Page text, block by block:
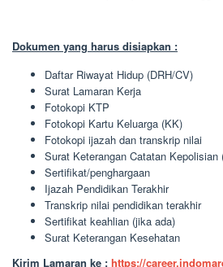
Dokumen yang harus disiapkan :
Daftar Riwayat Hidup (DRH/CV)
Surat Lamaran Kerja
Fotokopi KTP
Fotokopi Kartu Keluarga (KK)
Fotokopi ijazah dan transkrip nilai
Surat Keterangan Catatan Kepolisian
Sertifikat/penghargaan
Ijazah Pendidikan Terakhir
Transkrip nilai pendidikan terakhir
Sertifikat keahlian (jika ada)
Surat Keterangan Kesehatan
Kirim Lamaran ke : https://